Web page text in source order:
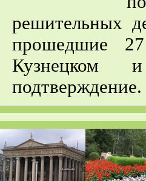
решительных
прошедшие
Кузнецком
подтверждение.